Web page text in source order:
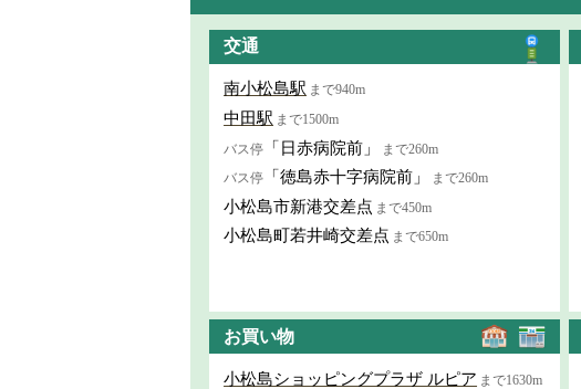
交通
南小松島駅 まで940m
中田駅 まで1500m
バス停 「日赤病院前」
まで260m
バス停 「徳島赤十字病院前」 まで260m
小松島市新港交差点 まで450m
小松島町若井崎交差点 まで650m
お買い物
小松島ショッピングプラザ ルピア まで1630m